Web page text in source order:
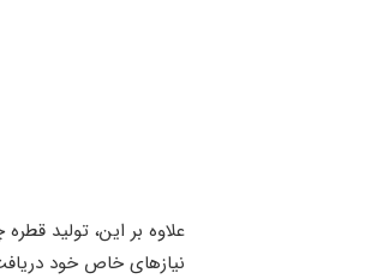
علاوه بر این، تولید
نیازهای خاص خود